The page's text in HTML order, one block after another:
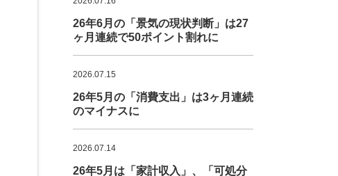
26年6月の「景気の現状判断」は27
ヶ月連続で50ポイント割れに
2026.07.15
26年5月の「消費支出」は3ヶ月連続
のマイナスに
2026.07.14
26年5月は「家計収入」、「可処分